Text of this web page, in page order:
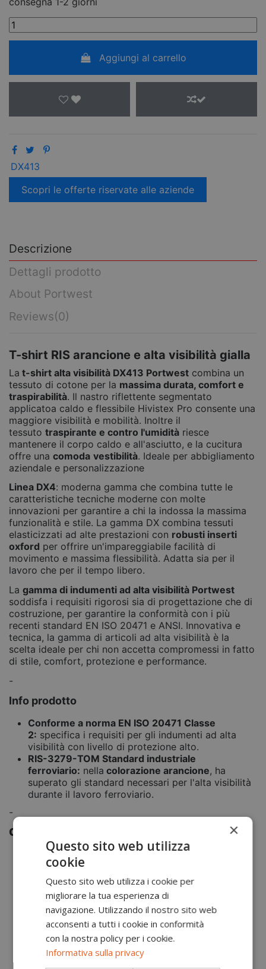
Aggiungi al carrello
DX413
Scopri le offerte riservate alle aziende
Descrizione
Dettagli prodotto
About Portwest
Reviews(0)
T-shirt RIS arancione e alta visibilità gialla
La t-shirt alta visibilità DX413 Portwest combina un
tessuto di cotone per la massima durata, comfort e
traspirabilità. Il nastro riflettente segmentato
applicatoa caldo e flessibile Hivistex Pro consente una
maggiore visibilità e mobilità. Inoltre il
tessuto traspirante e contro l'umidità riesce
mantenere il corpo caldo e all'asciutto, e la cucitura
offre una comoda vestibilità. Ideale per abbigliamento
aziendale e personalizzazione
Linea DX4: moderna gamma che combina tutte le
caratteristiche tecniche moderne con molte
innovazioni per garantire a chi la indossa la massima
funzionalità e stile. La gamma DX combina tessuti
elasticizzati ad alte prestazioni con robusti inserti
oxford per offrire un'impareggiabile facilità di
movimento e massima flessibilità. Adatta sia per il
lavoro che per il tempo libero.
La gamma di indumenti ad alta visibilità Portwest
soddisfa i requisiti rigorosi sia di progettazione che di
costruzione, per garantire la conformità con i più
recenti standard EN ISO 20471 e ANSI. Innovativa e
tecnica, la gamma di articoli ad alta visibilità è la
scelta ideale per chi non accetta compromessi in fatto
di stile, comfort, protezione e performance.
-
Info prodotto
Conforme a norma EN ISO 20471 Classe
2: specifica i requisiti per gli indumenti ad alta
visibilità con livello di protezione alto.
RIS-3279-TOM Standard industriale
ferroviario: nella colorazione arancione, ha
superato gli standard necessari per l'alta visibilità
durante il lavoro ferroviario.
-
Caratteristiche prodotto
Tessuto traspirante e contro l'umidità per
mantenere il corpo caldo e all'asciutto
Ideale per abbigliamento aziendale e
personalizzazione
Design superiore con colletto in contrasto con
piping
Cuciture in contrasto
Vestibilità slim per un comfort eccezionale
Banda riflettente segmentata termosaldata per
una maggiore visibilità
×
Questo sito web utilizza
cookie
Questo sito web utilizza i cookie per
migliorare la tua esperienza di
navigazione. Utilizzando il nostro sito web
acconsenti a tutti i cookie in conformità
con la nostra policy per i cookie.
Informativa sulla privacy